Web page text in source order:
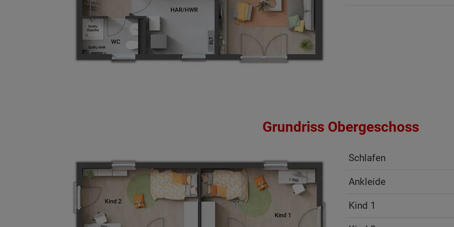
Grundriss Obergeschoss
Schlafen
Ankleide
Kind 1
Wonach möchten Sie suchen?